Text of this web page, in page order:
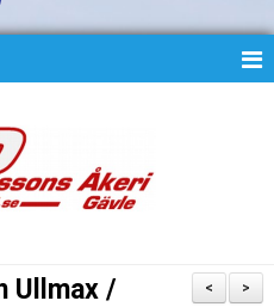
>
<
Ullmax /